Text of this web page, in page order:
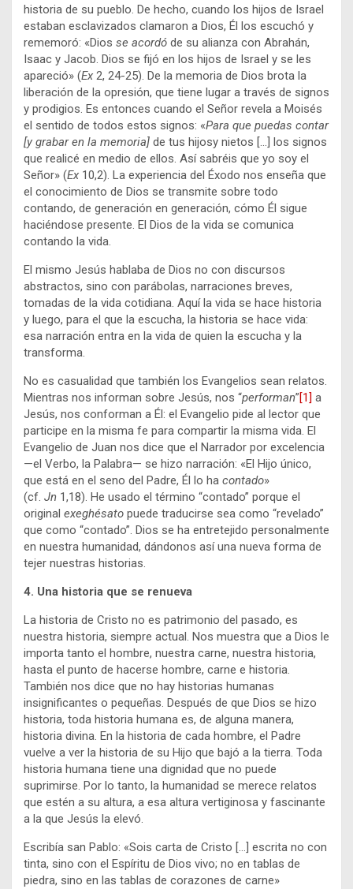
historia de su pueblo. De hecho, cuando los hijos de Israel
estaban esclavizados clamaron a Dios, Él los escuchó y
rememoró: «Dios se acordó de su alianza con Abrahán,
Isaac y Jacob. Dios se fijó en los hijos de Israel y se les
apareció» (Ex 2, 24-25). De la memoria de Dios brota la
liberación de la opresión, que tiene lugar a través de signos
y prodigios. Es entonces cuando el Señor revela a Moisés
el sentido de todos estos signos: «Para que puedas contar
[y grabar en la memoria] de tus hijosy nietos […] los signos
que realicé en medio de ellos. Así sabréis que yo soy el
Señor» (Ex 10,2). La experiencia del Éxodo nos enseña que
el conocimiento de Dios se transmite sobre todo
contando, de generación en generación, cómo Él sigue
haciéndose presente. El Dios de la vida se comunica
contando la vida.
El mismo Jesús hablaba de Dios no con discursos
abstractos, sino con parábolas, narraciones breves,
tomadas de la vida cotidiana. Aquí la vida se hace historia
y luego, para el que la escucha, la historia se hace vida:
esa narración entra en la vida de quien la escucha y la
transforma.
No es casualidad que también los Evangelios sean relatos.
Mientras nos informan sobre Jesús, nos “performan”[1] a
Jesús, nos conforman a Él: el Evangelio pide al lector que
participe en la misma fe para compartir la misma vida. El
Evangelio de Juan nos dice que el Narrador por excelencia
—el Verbo, la Palabra— se hizo narración: «El Hijo único,
que está en el seno del Padre, Él lo ha contado»
(cf. Jn 1,18). He usado el término “contado” porque el
original exeghésato puede traducirse sea como “revelado”
que como “contado”. Dios se ha entretejido personalmente
en nuestra humanidad, dándonos así una nueva forma de
tejer nuestras historias.
4. Una historia que se renueva
La historia de Cristo no es patrimonio del pasado, es
nuestra historia, siempre actual. Nos muestra que a Dios le
importa tanto el hombre, nuestra carne, nuestra historia,
hasta el punto de hacerse hombre, carne e historia.
También nos dice que no hay historias humanas
insignificantes o pequeñas. Después de que Dios se hizo
historia, toda historia humana es, de alguna manera,
historia divina. En la historia de cada hombre, el Padre
vuelve a ver la historia de su Hijo que bajó a la tierra. Toda
historia humana tiene una dignidad que no puede
suprimirse. Por lo tanto, la humanidad se merece relatos
que estén a su altura, a esa altura vertiginosa y fascinante
a la que Jesús la elevó.
Escribía san Pablo: «Sois carta de Cristo […] escrita no con
tinta, sino con el Espíritu de Dios vivo; no en tablas de
piedra, sino en las tablas de corazones de carne»